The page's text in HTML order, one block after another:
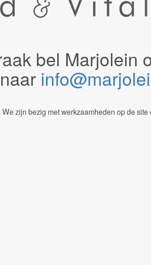
bel Marjolein
zijn bezig met werkzaamheden op de